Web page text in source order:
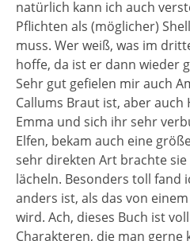
natürlich kann ich auch
Pflichten als (möglicher)
muss. Wer weiß, was im
hoffe, da ist er dann wieder
Sehr gut gefielen mir auch
Callums Braut ist, aber auch
Emma und sich ihr sehr
Elfen, bekam auch eine
sehr direkten Art brachte
lächeln. Besonders toll fand
anders ist, als das von
wird. Ach, dieses Buch ist
Charakteren, die man gerne